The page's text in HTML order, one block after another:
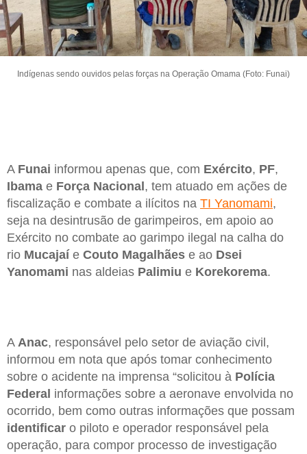
Indígenas sendo ouvidos pelas forças na Operação Omama (Foto: Funai)
A Funai informou apenas que, com Exército, PF,
Ibama e Força Nacional, tem atuado em ações de
fiscalização e combate a ilícitos na TI Yanomami,
seja na desintrusão de garimpeiros, em apoio ao
Exército no combate ao garimpo ilegal na calha do
rio Mucajaíe Couto Magalhães e ao Dsei
Yanomami nas aldeias Palimiu e Korekorema.
A Anac, responsável pelo setor de aviação civil,
informou em nota que após tomar conhecimento
sobre o acidente na imprensa “solicitou à Polícia
Federal informações sobre a aeronave envolvida no
ocorrido, bem como outras informações que possam
identificar o piloto e operador responsável pela
operação, para compor processo de investigação